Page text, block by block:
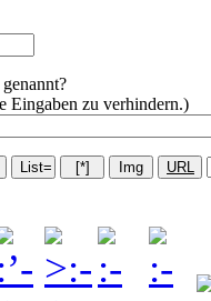
Eingaben zu verhindern.)